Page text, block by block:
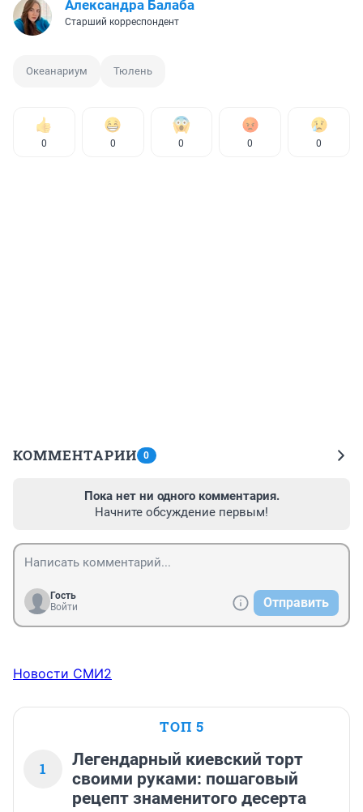
Александра Балаба
Старший корреспондент
Океанариум Тюлень
0 0 0 0 0
КОММЕНТАРИИ 0
Пока нет ни одного комментария.
Начните обсуждение первым!
Гость
Войти
Отправить
Новости СМИ2
ТОП 5
1
Легендарный киевский торт
своими руками: пошаговый
рецепт знаменитого десерта